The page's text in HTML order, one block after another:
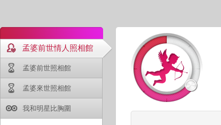
孟婆前世情人照相館
孟婆前世照相館
孟婆來世照相館
我和明星比胸圍